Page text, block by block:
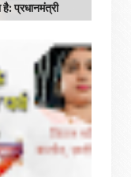
प्रधानमंत्री